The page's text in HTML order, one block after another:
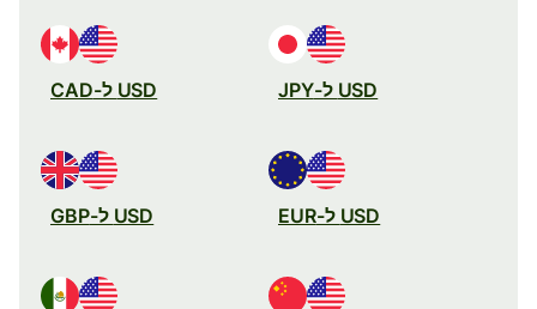
USD ל-JPY USD ל-CAD
USD ל-EUR USD ל-GBP